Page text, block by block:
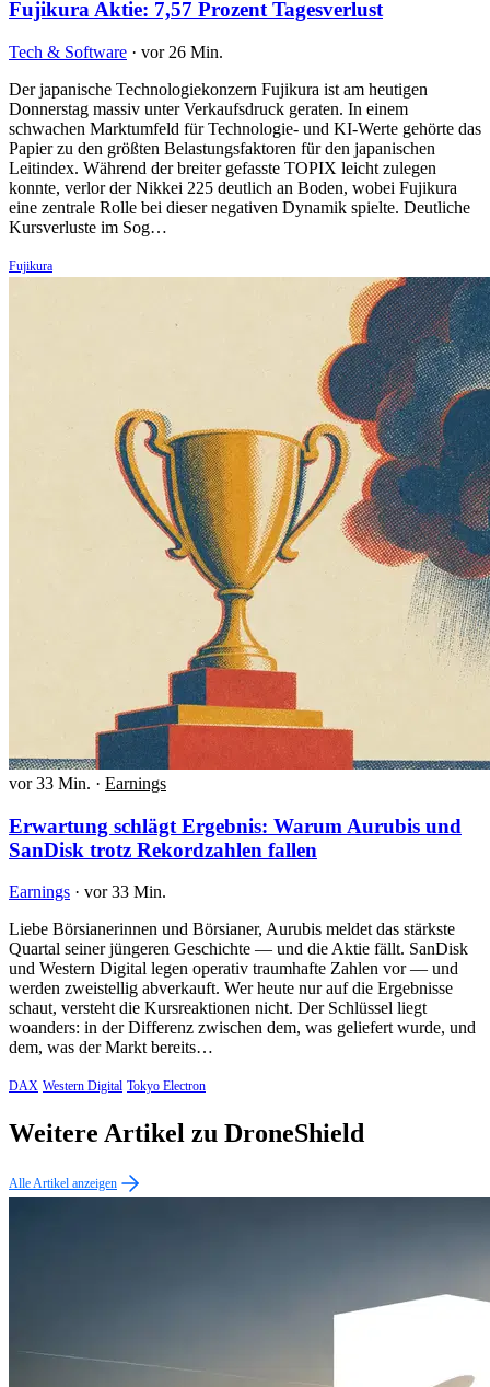
Fujikura Aktie: 7,57 Prozent Tagesverlust
Tech & Software · vor 26 Min.
Der japanische Technologiekonzern Fujikura ist am heutigen
Donnerstag massiv unter Verkaufsdruck geraten. In einem
schwachen Marktumfeld für Technologie- und KI-Werte gehörte das
Papier zu den größten Belastungsfaktoren für den japanischen
Leitindex. Während der breiter gefasste TOPIX leicht zulegen
konnte, verlor der Nikkei 225 deutlich an Boden, wobei Fujikura
eine zentrale Rolle bei dieser negativen Dynamik spielte. Deutliche
Kursverluste im Sog…
Fujikura
vor 33 Min. · Earnings
Erwartung schlägt Ergebnis: Warum Aurubis und
SanDisk trotz Rekordzahlen fallen
Earnings · vor 33 Min.
Liebe Börsianerinnen und Börsianer, Aurubis meldet das stärkste
Quartal seiner jüngeren Geschichte — und die Aktie fällt. SanDisk
und Western Digital legen operativ traumhafte Zahlen vor — und
werden zweistellig abverkauft. Wer heute nur auf die Ergebnisse
schaut, versteht die Kursreaktionen nicht. Der Schlüssel liegt
woanders: in der Differenz zwischen dem, was geliefert wurde, und
dem, was der Markt bereits…
DAX Western Digital Tokyo Electron
Weitere Artikel zu DroneShield
Alle Artikel anzeigen